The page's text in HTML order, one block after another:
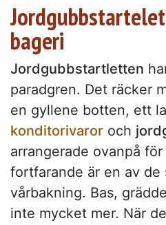
bageri
Jordgubbstartletten
paradgren. Det räcker
en gyllene botten, ett
konditorivaror och
arrangerade ovanpå
fortfarande är en av de
vårbakning. Bas,
inte mycket mer. När